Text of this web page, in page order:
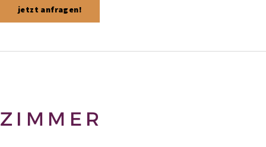
jetzt anfragen!
ZIMMER